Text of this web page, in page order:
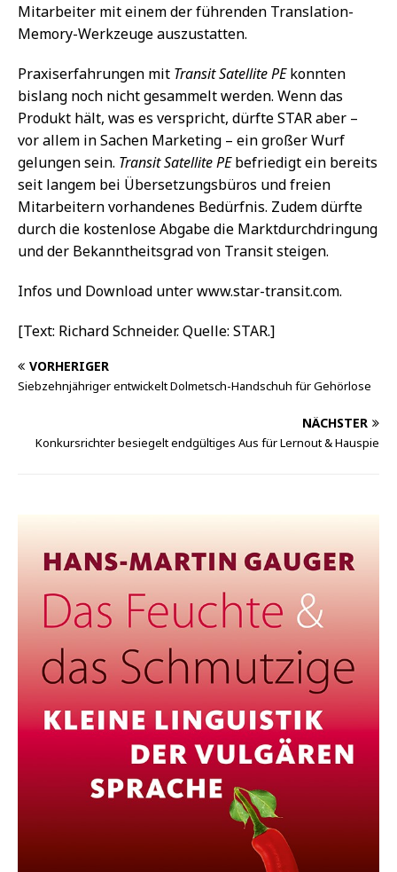
Mitarbeiter mit einem der führenden Translation-
Memory-Werkzeuge auszustatten.
Praxiserfahrungen mit Transit Satellite PEkonnten
bislang noch nicht gesammelt werden. Wenn das
Produkt hält, was es verspricht, dürfte STAR aber –
vor allem in Sachen Marketing – ein großer Wurf
gelungen sein. Transit Satellite PEbefriedigt ein bereits
seit langem bei Übersetzungsbüros und freien
Mitarbeitern vorhandenes Bedürfnis. Zudem dürfte
durch die kostenlose Abgabe die Marktdurchdringung
und der Bekanntheitsgrad von Transit steigen.
Infos und Download unter www.star-transit.com.
[Text: Richard Schneider. Quelle: STAR.]
VORHERIGER
Siebzehnjähriger entwickelt Dolmetsch-Handschuh für Gehörlose
NÄCHSTER
Konkursrichter besiegelt endgültiges Aus für Lernout & Hauspie